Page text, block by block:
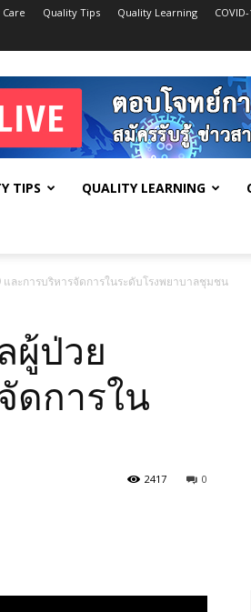
Quality Tips Quality Learning COVID-
TIPS QUALITY LEARNING
ละการบริหารจัดการในระดับโรงพยาบาลชุมชน
ผู้ป่วย
ดการใน
0
2417